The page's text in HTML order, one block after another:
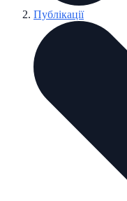
Публікації